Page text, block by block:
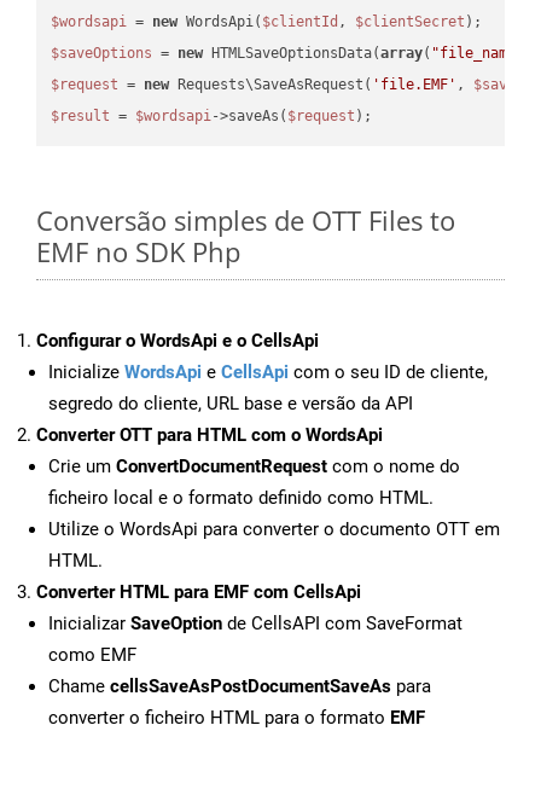
$wordsapi = new WordsApi( $clientId , $clientSecret
$saveOptions = new HTMLSaveOptionsData(array( "file_name"
$request = new Requests\SaveAsRequest( 'file.EMF' ,
$result = $wordsapi->saveAs( $request
Conversão simples de OTT Files to
EMF no SDK Php
Configurar o WordsApi e o CellsApi
Inicialize WordsApi e CellsApi com o seu ID de cliente,
segredo do cliente, URL base e versão da API
Converter OTT para HTML com o WordsApi
Crie um ConvertDocumentRequest com o nome do
ficheiro local e o formato definido como HTML.
Utilize o WordsApi para converter o documento OTT em
HTML.
Converter HTML para EMF com CellsApi
Inicializar SaveOption de CellsAPI com SaveFormat
como EMF
Chame cellsSaveAsPostDocumentSaveAs para
converter o ficheiro HTML para o formato EMF